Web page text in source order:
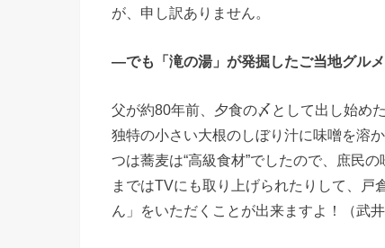
が、申し訳ありません。
―でも「滝の湯」が発掘したご当地グル
父が約80年前、夕食の〆として出し始め
独特の小さい大根のしぼり汁に味噌を溶
つは蕎麦は“高級食材”でしたので、庶民
まではTVにも取り上げられたりして、
ん」をいただくことが出来ますよ！（武